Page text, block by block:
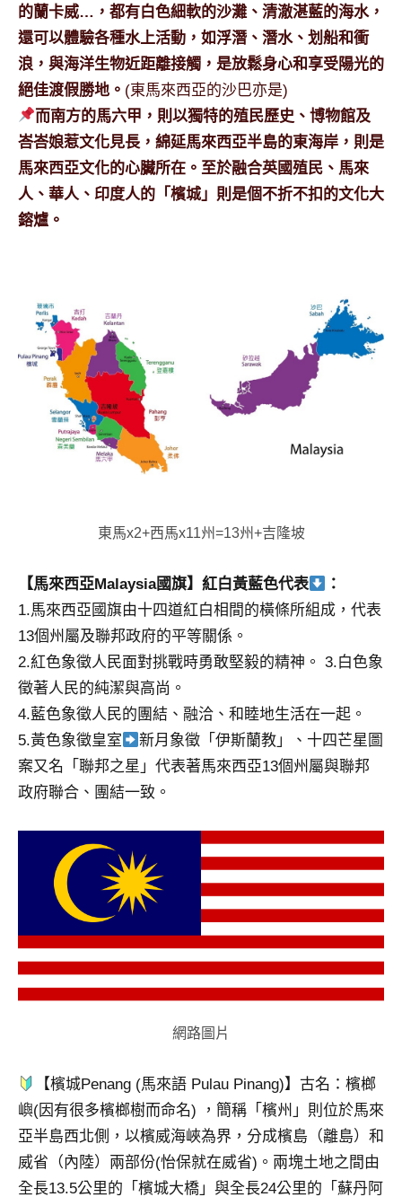
專
欄、
觀
光
局
合
作
達
對
象。
的蘭卡威…，都有白色細軟的沙灘、清澈湛藍的海水，
還可以體驗各種水上活動，如浮潛、潛水、划船和衝
浪，與海洋生物近距離接觸， 是放鬆身心和享受陽光的
絕佳渡假勝地 。 (東馬來西亞的沙巴亦是)
而南方的馬六甲，則以獨特的殖民歷史、博物館及
峇峇娘惹文化見長，綿延馬來西亞半島的東海岸，則是
馬來西亞文化的心臟所在。至於融合英國殖民、馬來
人、華人、印度人的「檳城」則是個不折不扣的文化大
鎔爐。
東馬x2+西馬x11州=13州+吉隆坡
【馬來西亞Malaysia國旗】紅白黃藍色代表
：
1.馬來西亞國旗由十四道紅白相間的橫條所組成，代表
13個州屬及聯邦政府的平等關係。
2.紅色象徵人民面對挑戰時勇敢堅毅的精神。 3.白色象
徵著人民的純潔與高尚。
4.藍色象徵人民的團結、融洽、和睦地生活在一起。
5.黃色象徵皇室
新月象徵「伊斯蘭教」、十四芒星圖
案又名「聯邦之星」代表著馬來西亞13個州屬與聯邦
政府聯合、團結一致。
網路圖片
【檳城Penang (馬來語 Pulau Pinang)】古名：檳榔
嶼(因有很多檳榔樹而命名) ，簡稱「檳州」則位於馬來
亞半島西北側，以檳威海峽為界，分成檳島（離島）和
威省（內陸）兩部份(怡保就在威省)。兩塊土地之間由
全長13.5公里的「檳城大橋」與全長24公里的「蘇丹阿